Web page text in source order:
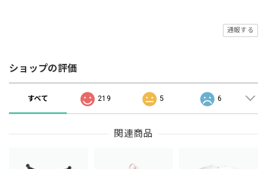
通報する
ショップの評価
すべて 219 5 6
関連商品